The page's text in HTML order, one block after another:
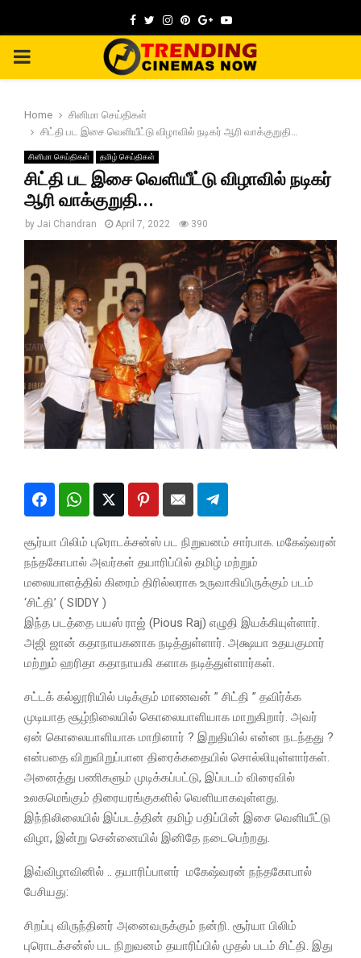
Facebook
TwitterInstagram
Pinterest
GoogleYoutube
PRIMARY
Home
சினிமா செய்திகள்
சிட்தி பட இசை வெளியீட்டு விழாவில் நடிகர் ஆரி வாக்குறுதி…
சினிமா செய்திகள் தமிழ் செய்திகள்
சிட்தி பட இசை வெளியீட்டு விழாவில் நடிகர்
ஆரி வாக்குறுதி…
by Jai Chandran April 7, 2022 390
சூர்யா பிலிம் புரொடக்சன்ஸ் பட நிறுவனம் சார்பாக. மகேஷ்வரன்
நந்தகோபால் அவர்கள் தயாரிப்பில் தமிழ் மற்றும்
மலையாளத்தில் கிரைம் திரில்லராக உருவாகியிருக்கும் படம்
‘சிட்தி’ ( SIDDY )
இந்த படத்தை பயஸ் ராஜ் (Pious Raj) எழுதி இயக்கியுள்ளார்.
அஜி ஜான் கதாநாயகனாக நடித்துள்ளார். அக்ஷயா உதயகுமார்
மற்றும் ஹரிதா கதாநாயகி களாக நடித்துள்ளார்கள்.
சட்டக் கல்லூரியில் படிக்கும் மாணவன் ” சிட்தி ” தவிர்க்க
முடியாத சூழ்நிலையில் கொலையாளியாக மாறுகிறார். அவர்
ஏன் கொலையாளியாக மாறினார் ? இறுதியில் என்ன நடந்தது ?
என்பதை விறுவிறுப்பான திரைக்கதையில் சொல்லியுள்ளார்கள்.
அனைத்து பணிகளும் முடிக்கப்பட்டு, இப்படம் விரைவில்
உலகமெங்கும் திரையரங்குகளில் வெளியாகவுள்ளது.
இந்நிலிலையில் இப்படத்தின் தமிழ் பதிப்பின் இசை வெளியீட்டு
விழா, இன்று சென்னையில் இனிதே நடைபெற்றது.
இவ்விழாவினில் .. தயாரிப்பாளர் மகேஷ்வரன் நந்தகோபால்
பேசியது:
சிறப்பு விருந்தினர் அனைவருக்கும் நன்றி. சூர்யா பிலிம்
புரொடக்சன்ஸ் பட நிறுவனம் தயாரிப்பில் முதல் படம் சிட்தி. இது